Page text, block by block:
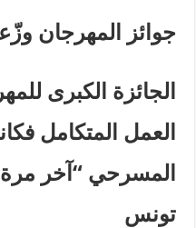
جوائز المهرجان
الجائزة الكبرى
العمل المتكامل
المسرحي “آخر
تونس